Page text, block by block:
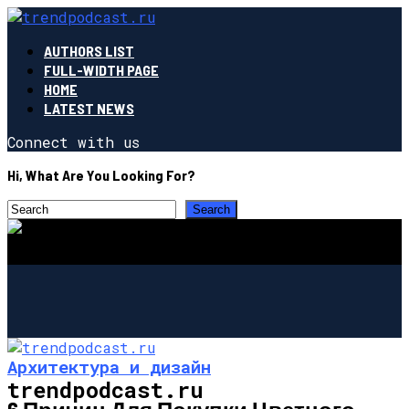
AUTHORS LIST
FULL-WIDTH PAGE
HOME
LATEST NEWS
Connect with us
Hi, What Are You Looking For?
trendpodcast.ru
Архитектура и дизайн